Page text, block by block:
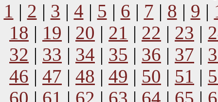
1 | 2 | 3 | 4 | 5 | 6 | 7 | 8 | 9 |
18 | 19 | 20 | 21 | 22 | 23 |
32 | 33 | 34 | 35 | 36 | 37 |
46 | 47 | 48 | 49 | 50 | 51 |